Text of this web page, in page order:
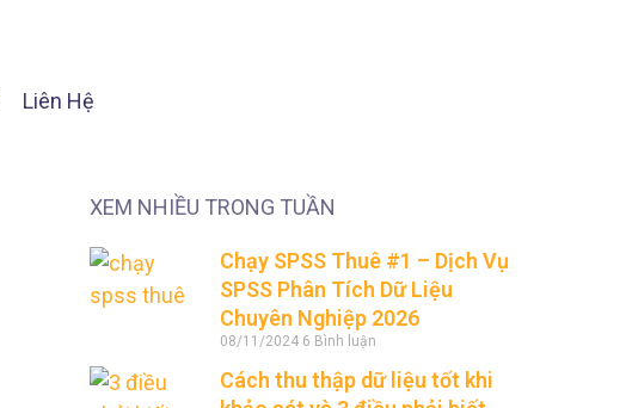
Liên Hệ
XEM NHIỀU TRONG TUẦN
Chạy SPSS Thuê #1 – Dịch Vụ
SPSS Phân Tích Dữ Liệu
Chuyên Nghiệp 2026
08/11/2024 6 Bình luận
Cách thu thập dữ liệu tốt khi